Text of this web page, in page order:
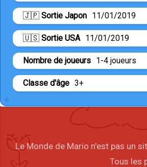
🇯🇵 Sortie Japon 11/01/2019
🇺🇸 Sortie USA 11/01/2019
Nombre de joueurs 1-4 joueurs
Classe d'âge 3+
Le Monde de Mario n'est pas un
Tous les